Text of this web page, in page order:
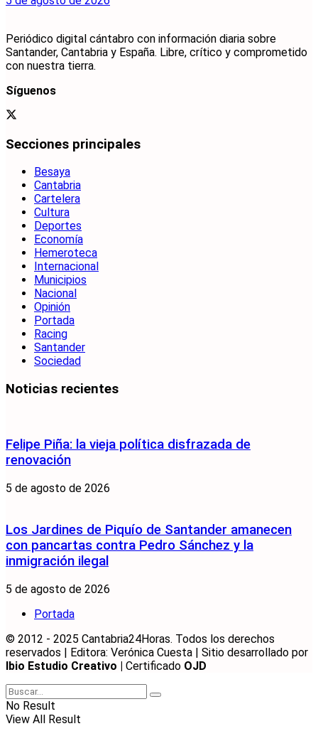
Periódico digital cántabro con información diaria sobre
Santander, Cantabria y España. Libre, crítico y comprometido
con nuestra tierra.
Síguenos
Secciones principales
Besaya
Cantabria
Cartelera
Cultura
Deportes
Economía
Hemeroteca
Internacional
Municipios
Nacional
Opinión
Portada
Racing
Santander
Sociedad
Noticias recientes
Felipe Piña: la vieja política disfrazada de
renovación
5 de agosto de 2026
Los Jardines de Piquío de Santander amanecen
con pancartas contra Pedro Sánchez y la
inmigración ilegal
5 de agosto de 2026
Portada
© 2012 - 2025 Cantabria24Horas. Todos los derechos
reservados | Editora: Verónica Cuesta | Sitio desarrollado por
Ibio Estudio Creativo | Certificado OJD
No Result
View All Result